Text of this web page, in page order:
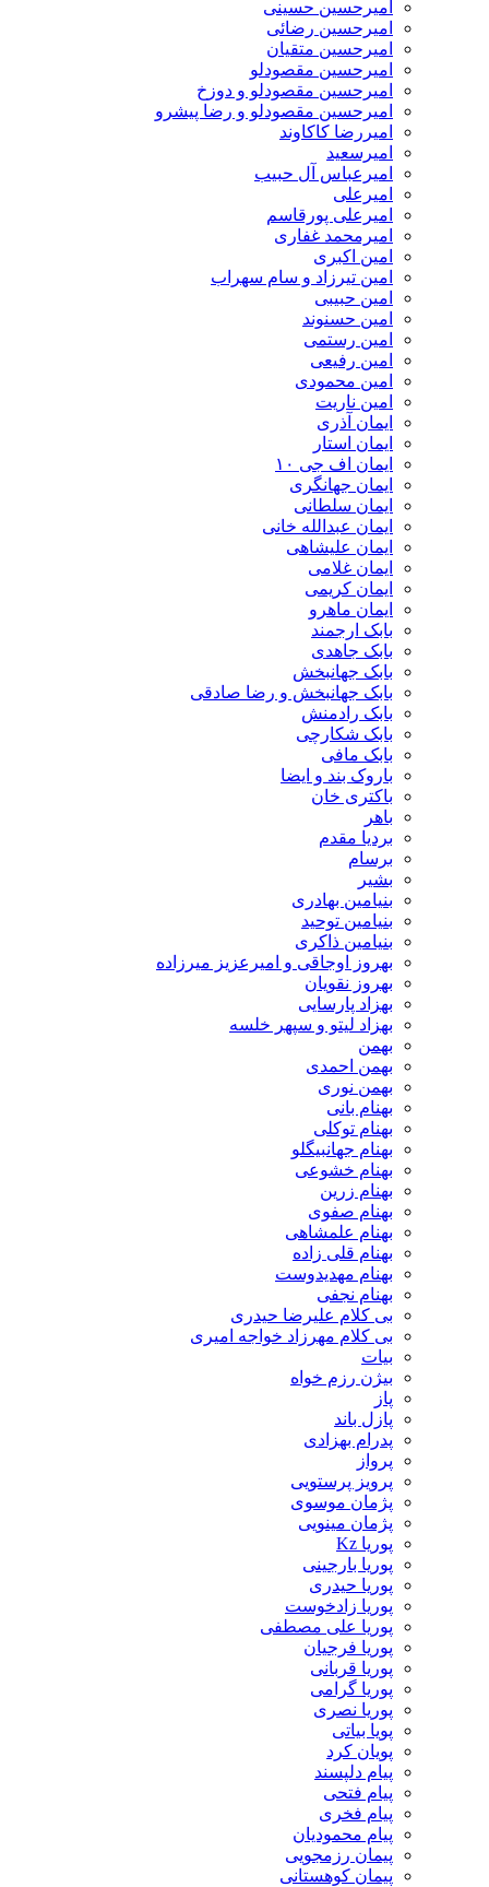
امیرحسین حسینی
امیرحسین رضائی
امیرحسین متقیان
امیرحسین مقصودلو
امیرحسین مقصودلو و دوزخ
امیرحسین مقصودلو و رضا پیشرو
امیررضا کاکاوند
امیرسعید
امیرعباس آل حبیب
امیرعلی
امیرعلی پورقاسم
امیرمحمد غفاری
امین اکبری
امین تیرزاد و سام سهراب
امین حبیبی
امین حسنوند
امین رستمی
امین رفیعی
امین محمودی
امین ناریت
ایمان آذری
ایمان استار
ایمان اف جی ۱۰
ایمان جهانگری
ایمان سلطانی
ایمان عبدالله خانی
ایمان علیشاهی
ایمان غلامی
ایمان کریمی
ایمان ماهرو
بابک ارجمند
بابک جاهدی
بابک جهانبخش
بابک جهانبخش و رضا صادقی
بابک رادمنش
بابک شکارچی
بابک مافی
باروک بند و ایضا
باکتری خان
باهر
بردیا مقدم
برسام
بشیر
بنیامین بهادری
بنیامین توحید
بنیامین ذاکری
بهروز اوجاقی و امیرعزیز میرزاده
بهروز نقویان
بهزاد پارسایی
بهزاد لیتو و سپهر خلسه
بهمن
بهمن احمدی
بهمن نوری
بهنام بانی
بهنام توکلی
بهنام جهانبیگلو
بهنام خشوعی
بهنام زرین
بهنام صفوی
بهنام علمشاهی
بهنام قلی زاده
بهنام مهدیدوست
بهنام نجفی
بی کلام علیرضا حیدری
بی کلام مهرزاد خواجه امیری
بیات
بیژن رزم خواه
پاز
پازل باند
پدرام بهزادی
پرواز
پرویز پرستویی
پژمان موسوی
پژمان مینویی
پوریا Kz
پوریا بارجینی
پوریا حیدری
پوریا زادخوست
پوریا علی مصطفی
پوریا فرجیان
پوریا قربانی
پوریا گرامی
پوریا نصری
پویا بیاتی
پویان کرد
پیام دلپسند
پیام فتحی
پیام فخری
پیام محمودیان
پیمان رزمجویی
پیمان کوهستانی